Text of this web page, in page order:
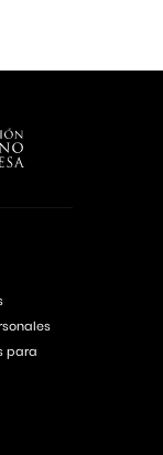
para